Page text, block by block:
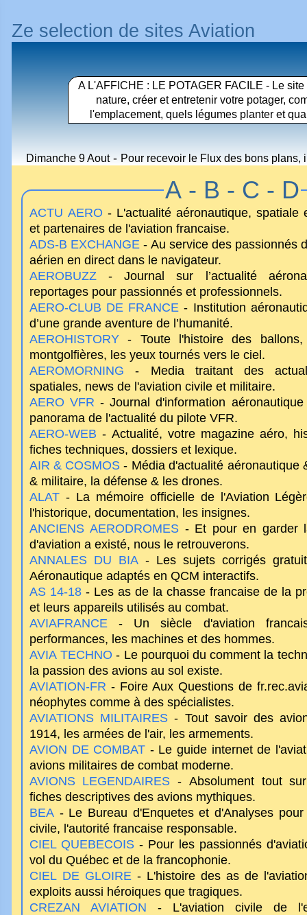
Ze selection de sites Aviation
A L'AFFICHE : LE POTAGER FACILE - Le
nature, créer et entretenir votre potager,
l'emplacement, quels légumes planter et
Dimanche 9 Aout- Pour recevoir le Flux des bons plans,
A - B - C - D
ACTU AERO - L'actualité aéronautique, spatiale
et partenaires de l'aviation francaise.
ADS-B EXCHANGE - Au service des passionnés
aérien en direct dans le navigateur.
AEROBUZZ - Journal sur l’actualité
reportages pour passionnés et professionnels.
AERO-CLUB DE FRANCE - Institution
d’une grande aventure de l’humanité.
AEROHISTORY - Toute l'histoire des
montgolfières, les yeux tournés vers le ciel.
AEROMORNING - Media traitant des
spatiales, news de l'aviation civile et militaire.
AERO VFR - Journal d'information
panorama de l'actualité du pilote VFR.
AERO-WEB - Actualité, votre magazine aéro,
fiches techniques, dossiers et lexique.
AIR & COSMOS - Média d'actualité aéronautique
& militaire, la défense & les drones.
ALAT - La mémoire officielle de l'Aviation
l'historique, documentation, les insignes.
ANCIENS AERODROMES - Et pour en garder
d'aviation a existé, nous le retrouverons.
ANNALES DU BIA - Les sujets corrigés
Aéronautique adaptés en QCM interactifs.
AS 14-18 - Les as de la chasse francaise de la
et leurs appareils utilisés au combat.
AVIAFRANCE - Un siècle d'aviation
performances, les machines et des hommes.
AVIA TECHNO - Le pourquoi du comment la
la passion des avions au sol existe.
AVIATION-FR - Foire Aux Questions de
néophytes comme à des spécialistes.
AVIATIONS MILITAIRES - Tout savoir des
1914, les armées de l'air, les armements.
AVION DE COMBAT - Le guide internet de
avions militaires de combat moderne.
AVIONS LEGENDAIRES - Absolument tout
fiches descriptives des avions mythiques.
BEA - Le Bureau d'Enquetes et d'Analyses
civile, l'autorité francaise responsable.
CIEL QUEBECOIS - Pour les passionnés
vol du Québec et de la francophonie.
CIEL DE GLOIRE - L'histoire des as de
exploits aussi héroiques que tragiques.
CREZAN AVIATION - L'aviation civile de